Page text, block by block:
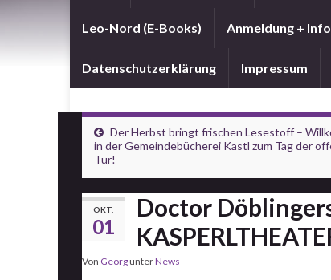
Leo-Nord (E-Books) Anmeldung +
Datenschutzerklärung Impressum
Der Herbst bringt frischen Lesestoff –
in der Gemeindebücherei Kastl zum Tag der
Tür!
OKT.
01
Doctor
Von GeorgunterNews